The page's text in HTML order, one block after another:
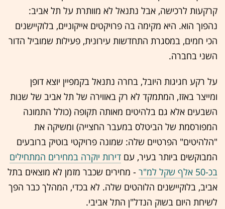
קרקעות לרכישה, אבל נתנאל לא מוותרת על תל אביב:
נהפוך הוא. היא מקימה בה פרויקטים אייקוניים, בלוקיישנים
הכי חמים, במסגרת התחדשות עירונית, פעילות שמוביל הדור
השני בחברה.
על רקע חגיגות היובל, בחרה נתנאל בקמפיין יוצא דופן
ומייצר באזז, המתמקד לא רק באווירה של תל אביב של שנות
השבעים אלא גם בלהיטים מאותה תקופה (כולל התמונה
המפורסמת של הביטלס במעבר החצייה) ומשיקה את
"הלהיטים" הפרטיים שלה: שמונה פרויקטי בוטיק ברובעים
המבוקשים ביותר בעיר, עם דירות יוקרה במחירים המתחילים
בכ-50 אלף שקל למ"ר
- מחירים שכבר מזמן לא מוצאים בתל
אביב, בלוקיישנים הלוהטים שלה. לא בכדי, המהלך כבר הפך
לשיחת היום בשוק הנדל"ן התל אביבי.